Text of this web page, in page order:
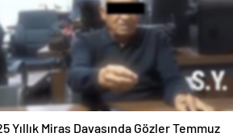
Güvence: Sabit
ve Kesintisiz
Yıllık Miras Davasında Gözler Temmuz